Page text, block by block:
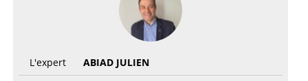
L'expert
ABIAD JULIEN